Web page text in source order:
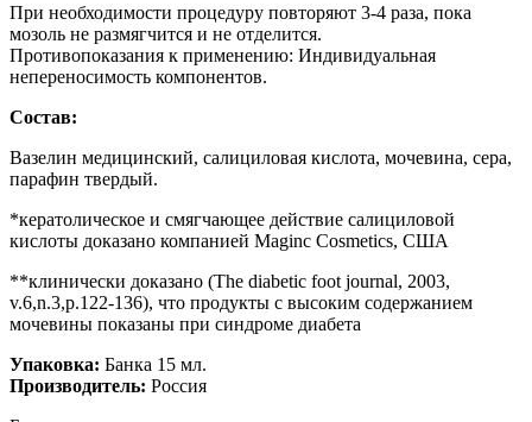
При необходимости процедуру повторяют 3-4 раза, пока
мозоль не размягчится и не отделится.
Противопоказания к применению: Индивидуальная
непереносимость компонентов.
Состав:
Вазелин медицинский, салициловая кислота, мочевина, сера,
парафин твердый.
*кератолическое и смягчающее действие салициловой
кислоты доказано компанией Maginc Cosmetics, США
**клинически доказано (The diabetic foot journal, 2003,
v.6,n.3,p.122-136), что продукты с высоким содержанием
мочевины показаны при синдроме диабета
Упаковка: Банка 15 мл.
Производитель: Россия